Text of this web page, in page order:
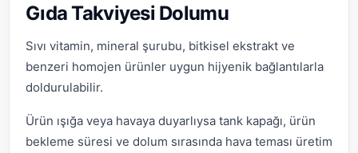
Gıda Takviyesi Dolumu
Sıvı vitamin, mineral şurubu, bitkisel ekstrakt ve
benzeri homojen ürünler uygun hijyenik bağlantılarla
doldurulabilir.
Ürün ışığa veya havaya duyarlıysa tank kapağı, ürün
bekleme süresi ve dolum sırasında hava teması üretim